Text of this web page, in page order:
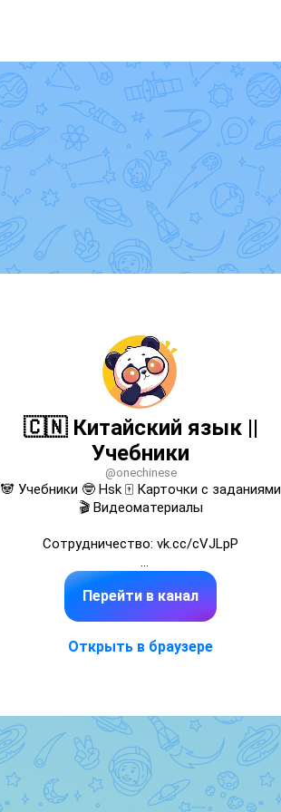
🇨🇳 Китайский язык ||
Учебники
@onechinese
🐼 Учебники 🤓 Hsk 🀄 Карточки с заданиями
🎬 Видеоматериалы
Сотрудничество: vk.cc/cVJLpP
Реклама на бирже:
telega.in/channels/onechinese/card_max
vk.ru/onechinese
Перейти в канал
Открыть в браузере